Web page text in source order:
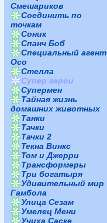
Смешариков
Соединить по
точкам
Соник
Спанч Боб
Специальный агент
Осо
Стелла
Супер герои
Супермен
Тайная жизнь
домашних животных
Танки
Тачки
Тачки 2
Текна Винкс
Том и Джерри
Трансформеры
Три богатыря
Удивительный мир
Гамбола
Улица Сезам
Умелец Мени
Учиха Саске